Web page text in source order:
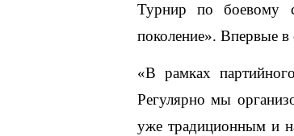
Турнир по боевому
поколение». Впервые
«В рамках
Регулярно мы
уже традиционным и